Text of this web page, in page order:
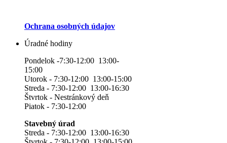
Ochrana osobných údajov
Úradné hodiny
Pondelok -7:30-12:00 13:00-
15:00
Utorok - 7:30-12:00 13:00-15:00
Streda - 7:30-12:00 13:00-16:30
Štvrtok - Nestránkový deň
Piatok - 7:30-12:00
Stavebný úrad
Streda - 7:30-12:00 13:00-16:30